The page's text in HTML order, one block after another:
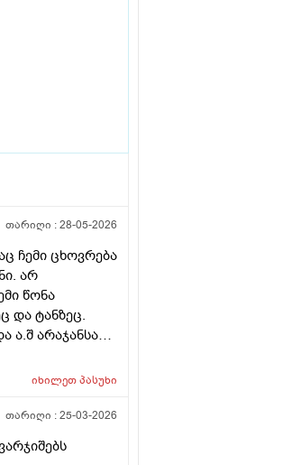
თარიღი :28-05-2026
ჩემი ცხოვრება
არ
წონა
და ტანზეც.
არაჯანსაღი
ვითვლი
დაიწვას.
ახლა
იხილეთპასუხი
თარიღი :25-03-2026